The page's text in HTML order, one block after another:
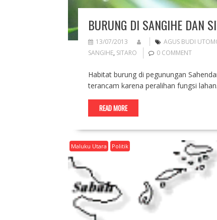
BURUNG DI SANGIHE DAN
13/07/2013 AGUS BUDI
SANGIHE, SITARO 0 COMMENT
Habitat burung di pegunungan
terancam karena peralihan fungsi lahan.
READ MORE
Maluku Utara Politik